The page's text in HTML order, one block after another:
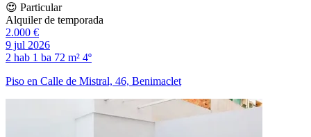
😍 Particular
Alquiler de temporada
2.000 €
9 jul 2026
2 hab 1 ba 72 m² 4º
Piso en Calle de Mistral, 46, Benimaclet